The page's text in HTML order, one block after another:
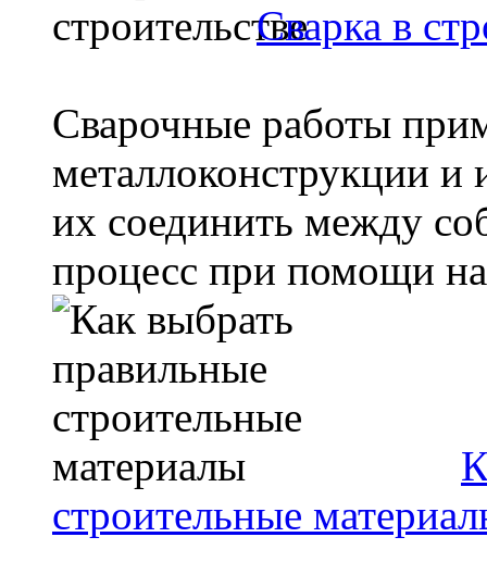
Сварка в
Сварочные работы
металлоконструкции и
их соединить между
процесс при помощи
строительные